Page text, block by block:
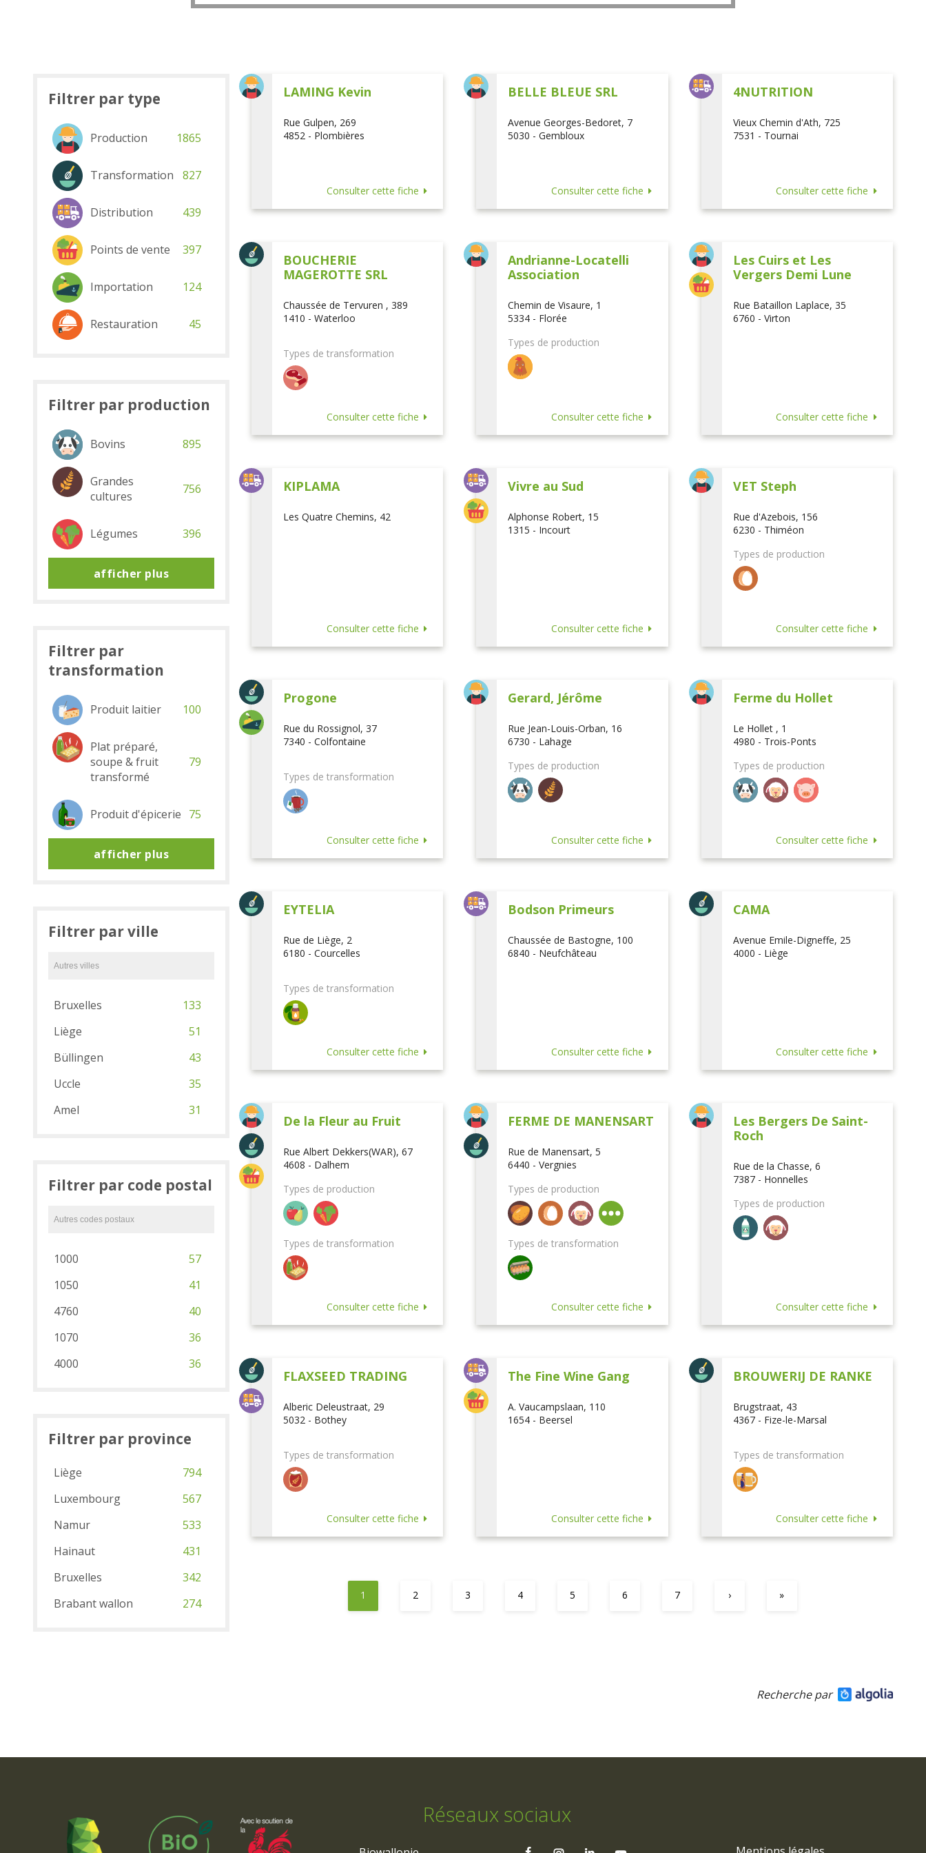
LAMING Kevin
Rue Gulpen, 269
4852 - Plombières
Consulter cette fiche
BELLE BLEUE SRL
Avenue Georges-Bedoret, 7
5030 - Gembloux
Consulter cette fiche
4NUTRITION
Vieux Chemin d'Ath, 725
7531 - Tournai
Consulter cette fiche
BOUCHERIE
MAGEROTTE SRL
Chaussée de Tervuren , 389
1410 - Waterloo
Types de transformation
Consulter cette fiche
Andrianne-Locatelli
Association
Chemin de Visaure, 1
5334 - Florée
Types de production
Consulter cette fiche
Les Cuirs et Les
Vergers Demi Lune
Rue Bataillon Laplace, 35
6760 - Virton
Consulter cette fiche
KIPLAMA
Les Quatre Chemins, 42
Consulter cette fiche
Vivre au Sud
Alphonse Robert, 15
1315 - Incourt
Consulter cette fiche
VET Steph
Rue d'Azebois, 156
6230 - Thiméon
Types de production
Consulter cette fiche
Progone
Rue du Rossignol, 37
7340 - Colfontaine
Types de transformation
Consulter cette fiche
Gerard, Jérôme
Rue Jean-Louis-Orban, 16
6730 - Lahage
Types de production
Consulter cette fiche
Ferme du Hollet
Le Hollet , 1
4980 - Trois-Ponts
Types de production
Consulter cette fiche
EYTELIA
Rue de Liège, 2
6180 - Courcelles
Types de transformation
Consulter cette fiche
Bodson Primeurs
Chaussée de Bastogne, 100
6840 - Neufchâteau
Consulter cette fiche
CAMA
Avenue Emile-Digneffe, 25
4000 - Liège
Consulter cette fiche
De la Fleur au Fruit
Rue Albert Dekkers(WAR), 67
4608 - Dalhem
Types de production
Types de transformation
Consulter cette fiche
FERME DE MANENSART
Rue de Manensart, 5
6440 - Vergnies
Types de production
Types de transformation
Consulter cette fiche
Les Bergers De Saint-
Roch
Rue de la Chasse, 6
7387 - Honnelles
Types de production
Consulter cette fiche
FLAXSEED TRADING
Alberic Deleustraat, 29
5032 - Bothey
Types de transformation
Consulter cette fiche
The Fine Wine Gang
A. Vaucampslaan, 110
1654 - Beersel
Consulter cette fiche
BROUWERIJ DE RANKE
Brugstraat, 43
4367 - Fize-le-Marsal
Types de transformation
Consulter cette fiche
1 2 3 4 5 6 7 › »
Filtrer par type
Production 1865
Transformation 827
Distribution 439
Points de vente 397
Importation 124
Restauration 45
Filtrer par production
Bovins 895
Grandes
cultures
756
Légumes 396
afficher plus
Filtrer par
transformation
Produit laitier 100
Plat préparé,
soupe & fruit
transformé
79
Produit d'épicerie 75
afficher plus
Filtrer par ville
Bruxelles
133
Liège
51
Büllingen
43
Uccle
35
Amel
31
Filtrer par code postal
1000
57
1050
41
4760
40
1070
36
4000
36
Filtrer par province
Liège
794
Luxembourg
567
Namur
533
Hainaut
431
Bruxelles
342
Brabant wallon
274
Recherche par
Réseaux sociaux